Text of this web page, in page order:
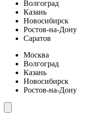
Волгоград
Казань
Новосибирск
Ростов-на-Дону
Саратов
Москва
Волгоград
Казань
Новосибирск
Ростов-на-Дону